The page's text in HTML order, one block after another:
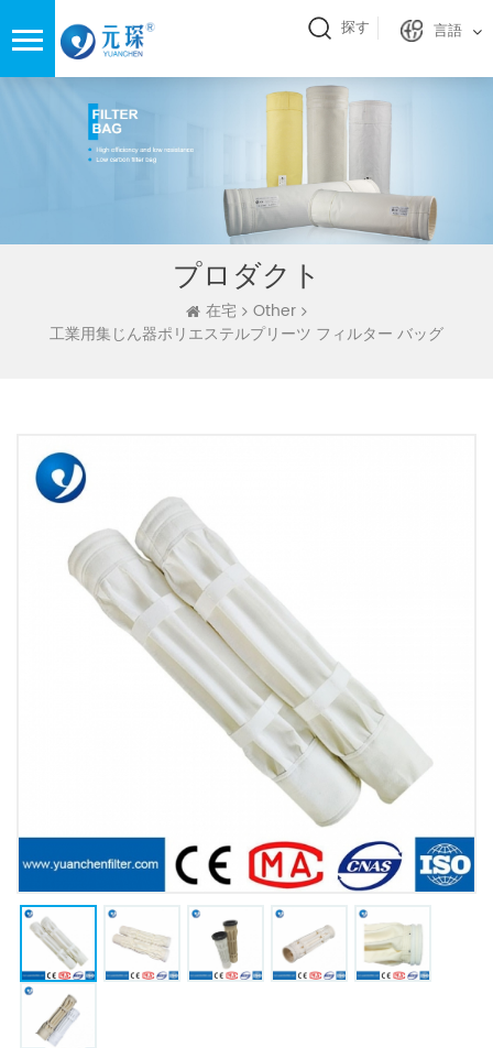
探す 言語
プロダクト
在宅
Other
工業用集じん器ポリエステルプリーツ フィルター バッグ